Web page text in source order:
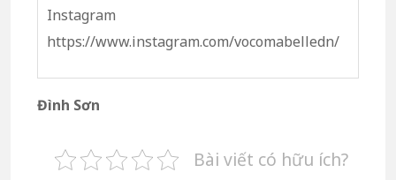
Instagram
https://www.instagram.com/vocomabelledn/
Đình Sơn
Bài viết có hữu ích?